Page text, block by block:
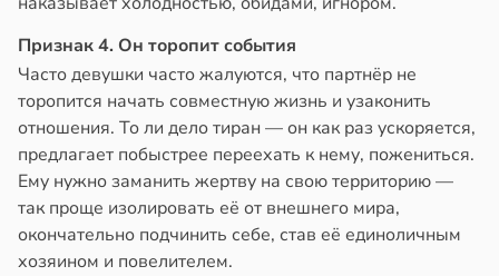
Признак 4. Он торопит события
Часто девушки часто жалуются, что партнёр не
торопится начать совместную жизнь и узаконить
отношения. То ли дело тиран — он как раз ускоряется,
предлагает побыстрее переехать к нему, пожениться.
Ему нужно заманить жертву на свою территорию —
так проще изолировать её от внешнего мира,
окончательно подчинить себе, став её единоличным
хозяином и повелителем.